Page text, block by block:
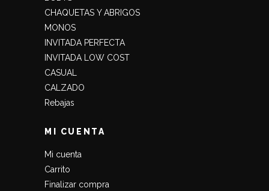
CHAQUETAS Y ABRIGOS
MONOS
INVITADA PERFECTA
INVITADA LOW COST
CASUAL
CALZADO
Rebajas
MI CUENTA
Mi cuenta
Carrito
Finalizar compra